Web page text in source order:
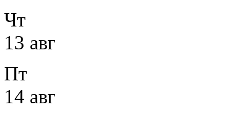
Чт
13 авг
Пт
14 авг